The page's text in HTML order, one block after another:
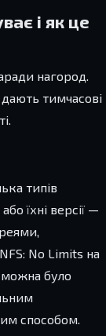
і як це
нагород.
тимчасові
типів
їхні версії —
No Limits на
можна було
способом.